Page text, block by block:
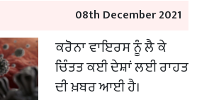
08th December 2021
ਕਰੋਨਾ ਵਾਇਰਸ ਨੂੰ ਲੈ ਕੇ
ਚਿੰਤਤ ਕਈ ਦੇਸ਼ਾਂ ਲਈ ਰਾਹਤ
ਦੀ ਖ਼ਬਰ ਆਈ ਹੈ।